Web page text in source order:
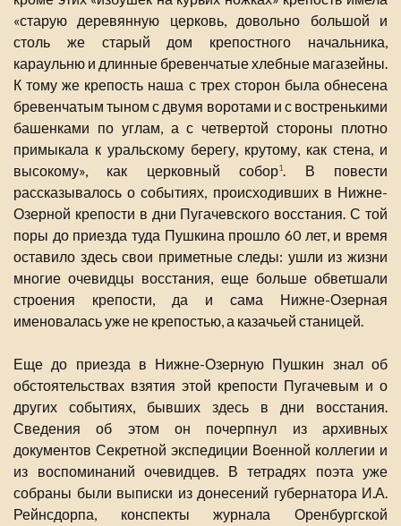
«старую деревянную церковь, довольно большой и
столь же старый дом крепостного начальника,
караульню и длинные бревенчатые хлебные магазейны.
К тому же крепость наша с трех сторон была обнесена
бревенчатым тыном с двумя воротами и с востренькими
башенками по углам, а с четвертой стороны плотно
примыкала к уральскому берегу, крутому, как стена, и
высокому», как церковный собор1. В повести
рассказывалось о событиях, происходивших в Нижне-
Озерной крепости в дни Пугачевского восстания. С той
поры до приезда туда Пушкина прошло 60 лет, и время
оставило здесь свои приметные следы: ушли из жизни
многие очевидцы восстания, еще больше обветшали
строения крепости, да и сама Нижне-Озерная
именовалась уже не крепостью, а казачьей станицей.
Еще до приезда в Нижне-Озерную Пушкин знал об
обстоятельствах взятия этой крепости Пугачевым и о
других событиях, бывших здесь в дни восстания.
Сведения об этом он почерпнул из архивных
документов Секретной экспедиции Военной коллегии и
из воспоминаний очевидцев. В тетрадях поэта уже
собраны были выписки из донесений губернатора И.А.
Рейнсдорпа, конспекты журнала Оренбургской